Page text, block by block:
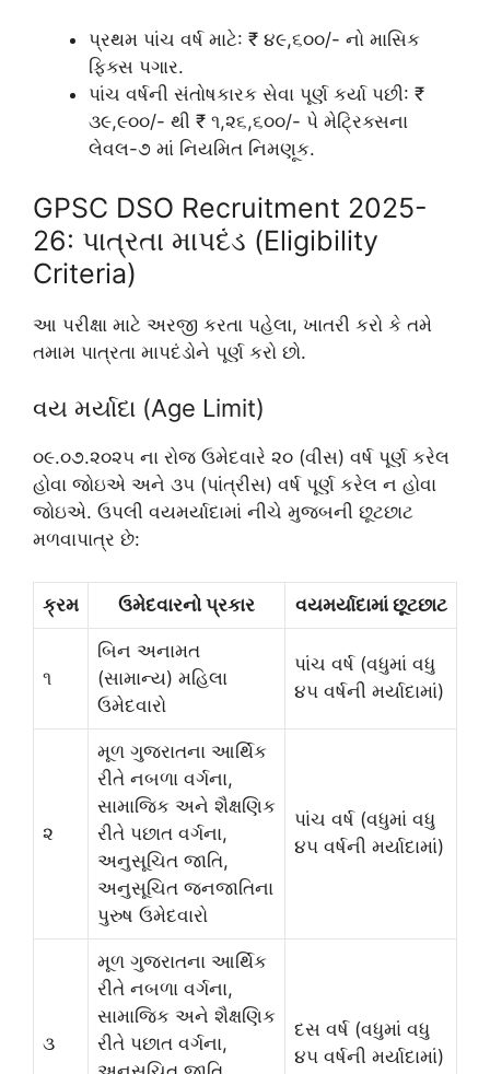
પ્રથમ પાંચ વર્ષ માટે: ₹ ૪૯,૬૦૦/- નો માસિક
ફિક્સ પગાર.
પાંચ વર્ષની સંતોષકારક સેવા પૂર્ણ કર્યા પછી: ₹
૩૯,૯૦૦/- થી ₹ ૧,૨૬,૬૦૦/- પે મેટ્રિક્સના
લેવલ-૭ માં નિયમિત નિમણૂક.
GPSC DSO Recruitment 2025-
26: પાત્રતા માપદંડ (Eligibility
Criteria)
આ પરીક્ષા માટે અરજી કરતા પહેલા, ખાતરી કરો કે તમે
તમામ પાત્રતા માપદંડોને પૂર્ણ કરો છો.
વય મર્યાદા (Age Limit)
૦૯.૦૭.૨૦૨૫ ના રોજ ઉમેદવારે ૨૦ (વીસ) વર્ષ પૂર્ણ કરેલ
હોવા જોઇએ અને ૩૫ (પાંત્રીસ) વર્ષ પૂર્ણ કરેલ ન હોવા
જોઇએ. ઉપલી વયમર્યાદામાં નીચે મુજબની છૂટછાટ
મળવાપાત્ર છે:
ક્રમ ઉમેદવારનો પ્રકાર વયમર્યાદામાં છૂટછાટ
૧
બિન અનામત
(સામાન્ય) મહિલા
ઉમેદવારો
પાંચ વર્ષ (વધુમાં વધુ
૪૫ વર્ષની મર્યાદામાં)
૨
મૂળ ગુજરાતના આર્થિક
રીતે નબળા વર્ગના,
સામાજિક અને શૈક્ષણિક
રીતે પછાત વર્ગના,
અનુસૂચિત જાતિ,
અનુસૂચિત જનજાતિના
પુરુષ ઉમેદવારો
પાંચ વર્ષ (વધુમાં વધુ
૪૫ વર્ષની મર્યાદામાં)
૩
મૂળ ગુજરાતના આર્થિક
રીતે નબળા વર્ગના,
સામાજિક અને શૈક્ષણિક
રીતે પછાત વર્ગના,
દસ વર્ષ (વધુમાં વધુ
૪૫ વર્ષની મર્યાદામાં)